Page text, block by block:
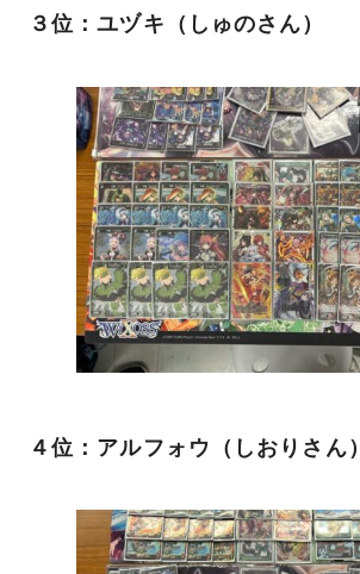
３位：ユヅキ（しゅのさん）
４位：アルフォウ（しおりさん）